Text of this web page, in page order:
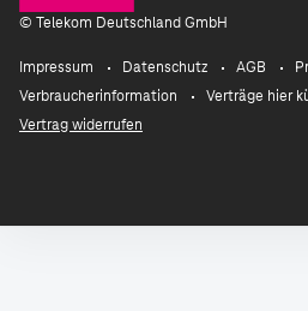
© Telekom Deutschland GmbH
Impressum Datenschutz AGB
Verbraucherinformation
Verträge hier
Vertrag widerrufen